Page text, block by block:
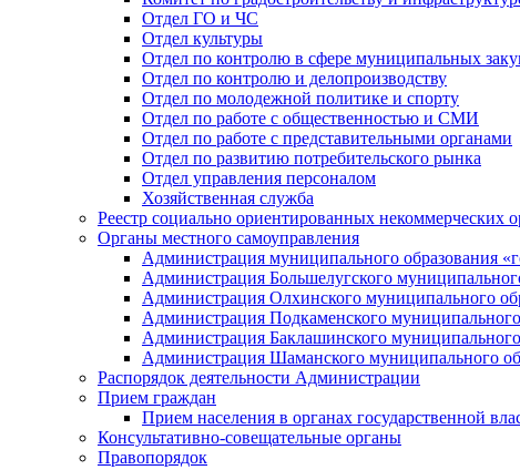
Отдел ГО и ЧС
Отдел культуры
Отдел по контролю в сфере муниципальных
Отдел по контролю и делопроизводству
Отдел по молодежной политике и спорту
Отдел по работе с общественностью и СМИ
Отдел по работе с представительными органами
Отдел по развитию потребительского рынка
Отдел управления персоналом
Хозяйственная служба
Реестр социально ориентированных некоммерческих
Органы местного самоуправления
Администрация муниципального образования
Администрация Большелугского
Администрация Олхинского муниципального
Администрация Подкаменского
Администрация Баклашинского
Администрация Шаманского муниципального
Распорядок деятельности Администрации
Прием граждан
Прием населения в органах государственной
Консультативно-совещательные органы
Правопорядок